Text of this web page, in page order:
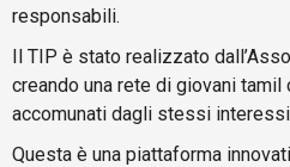
responsabili.
Il TIP è stato realizzato
creando una rete di giovani tamil
accomunati dagli stessi
Questa è una piattaforma